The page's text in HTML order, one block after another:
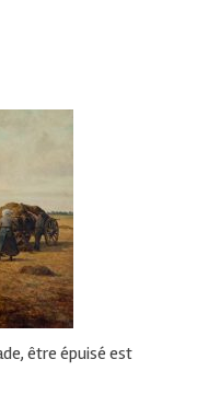
être épuisé est